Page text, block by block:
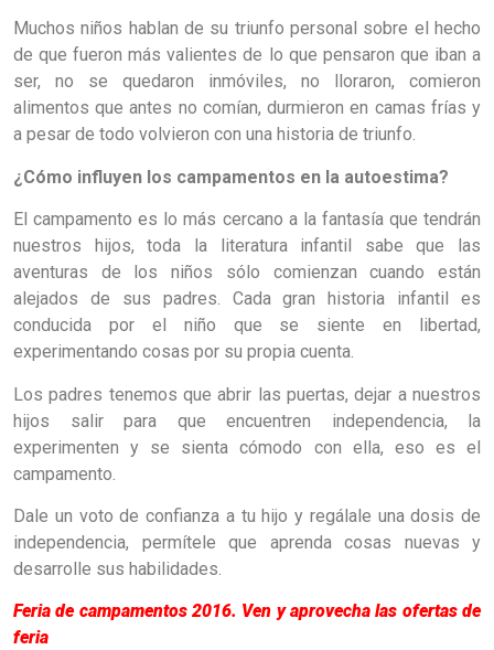
Muchos niños hablan de su triunfo personal sobre el hecho
de que fueron más valientes de lo que pensaron que iban a
ser, no se quedaron inmóviles, no lloraron, comieron
alimentos que antes no comían, durmieron en camas frías y
a pesar de todo volvieron con una historia de triunfo.
¿Cómo influyen los campamentos en la autoestima?
El campamento es lo más cercano a la fantasía que tendrán
nuestros hijos, toda la literatura infantil sabe que las
aventuras de los niños sólo comienzan cuando están
alejados de sus padres. Cada gran historia infantil es
conducida por el niño que se siente en libertad,
experimentando cosas por su propia cuenta.
Los padres tenemos que abrir las puertas, dejar a nuestros
hijos salir para que encuentren independencia, la
experimenten y se sienta cómodo con ella, eso es el
campamento.
Dale un voto de confianza a tu hijo y regálale una dosis de
independencia, permítele que aprenda cosas nuevas y
desarrolle sus habilidades.
Feria de campamentos 2016. Ven y aprovecha las ofertas de
feria